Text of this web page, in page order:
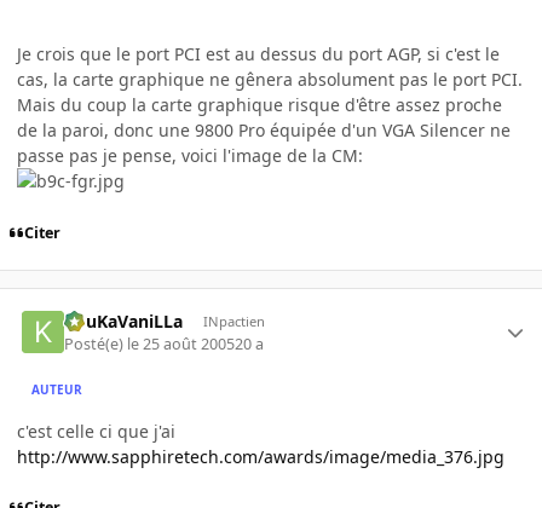
Je crois que le port PCI est au dessus du port AGP, si c'est le
cas, la carte graphique ne gênera absolument pas le port PCI.
Mais du coup la carte graphique risque d'être assez proche
de la paroi, donc une 9800 Pro équipée d'un VGA Silencer ne
passe pas je pense, voici l'image de la CM:
Citer
KouKaVaniLLa INpactien
Posté(e) le 25 août 200520 a
AUTEUR
c'est celle ci que j'ai
http://www.sapphiretech.com/awards/image/media_376.jpg